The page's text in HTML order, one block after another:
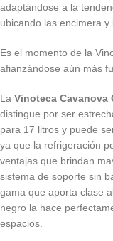
adaptándose a la
ubicando las encimera y
Es el momento de la
afianzándose aún más
La Vinoteca Cavanova
distingue por ser
para 17 litros y puede
ya que la refrigeración
ventajas que brindan
sistema de soporte sin
gama que aporta clase
negro la hace
espacios.